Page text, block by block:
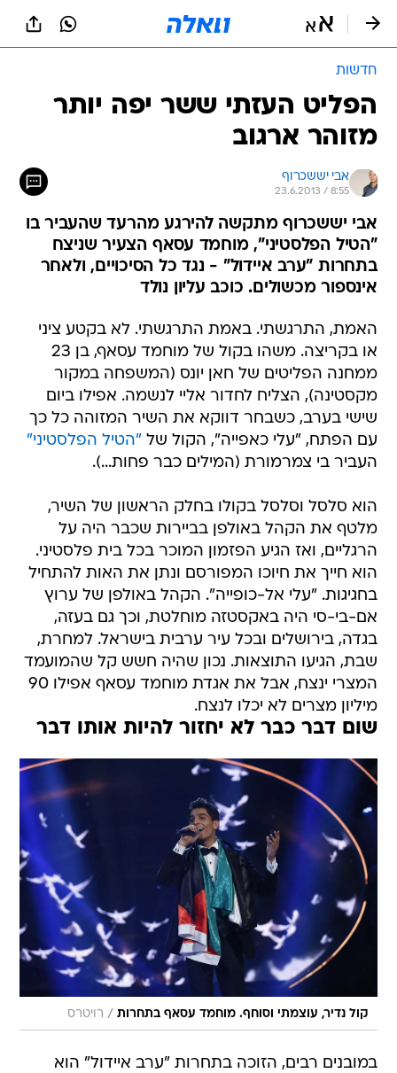
חדשות
הפליט העזתי ששר יפה יותר
מזוהר ארגוב
אבי יששכרוף
23.6.2013 / 8:55
אבי יששכרוף מתקשה להירגע מהרעד שהעביר בו
"הטיל הפלסטיני", מוחמד עסאף הצעיר שניצח
בתחרות "ערב איידול" - נגד כל הסיכויים, ולאחר
אינספור מכשולים. כוכב עליון נולד
האמת, התרגשתי. באמת התרגשתי. לא בקטע ציני
או בקריצה. משהו בקול של מוחמד עסאף, בן 23
ממחנה הפליטים של חאן יונס (המשפחה במקור
מקסטינה), הצליח לחדור אליי לנשמה. אפילו ביום
שישי בערב, כשבחר דווקא את השיר המזוהה כל כך
עם הפתח, "עלי כאפייה", הקול של "הטיל הפלסטיני"
העביר בי צמרמורת (המילים כבר פחות...).
הוא סלסל וסלסל בקולו בחלק הראשון של השיר,
מלטף את הקהל באולפן בביירות שכבר היה על
הרגליים, ואז הגיע הפזמון המוכר בכל בית פלסטיני.
הוא חייך את חיוכו המפורסם ונתן את האות להתחיל
בחגיגות. "עלי אל-כופייה". הקהל באולפן של ערוץ
אם-בי-סי היה באקסטזה מוחלטת, וכך גם בעזה,
בגדה, בירושלים ובכל עיר ערבית בישראל. למחרת,
שבת, הגיעו התוצאות. נכון שהיה חשש קל שהמועמד
המצרי ינצח, אבל את אגדת מוחמד עסאף אפילו 90
מיליון מצרים לא יכלו לנצח.
שום דבר כבר לא יחזור להיות אותו דבר
קול נדיר, עוצמתי וסוחף. מוחמד עסאף בתחרות / רויטרס
במובנים רבים, הזוכה בתחרות "ערב איידול" הוא